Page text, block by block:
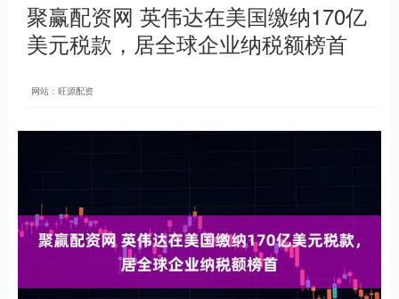
聚赢配资网 英伟达在美国缴纳170亿
美元税款，居全球企业纳税额榜首
网站：旺源配资